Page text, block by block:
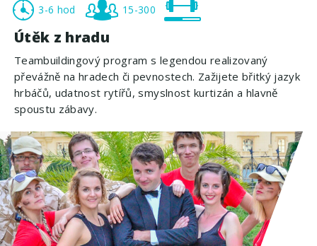
3-6 hod 15-300
Útěk z hradu
Teambuildingový program s legendou realizovaný
převážně na hradech či pevnostech. Zažijete břitký jazyk
hrbáčů, udatnost rytířů, smyslnost kurtizán a hlavně
spoustu zábavy.